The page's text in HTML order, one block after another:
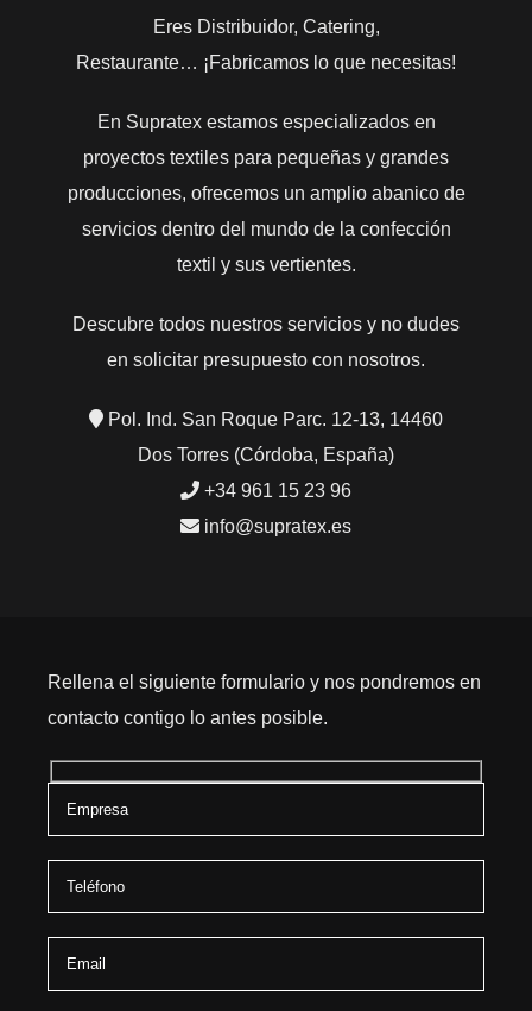
Eres Distribuidor, Catering,
Restaurante… ¡Fabricamos lo que necesitas!
En Supratex estamos especializados en
proyectos textiles para pequeñas y grandes
producciones, ofrecemos un amplio abanico de
servicios dentro del mundo de la confección
textil y sus vertientes.
Descubre todos nuestros servicios y no dudes
en solicitar presupuesto con nosotros.
Pol. Ind. San Roque Parc. 12-13, 14460
Dos Torres (Córdoba, España)
+34 961 15 23 96
info@supratex.es
Rellena el siguiente formulario y nos pondremos en
contacto contigo lo antes posible.